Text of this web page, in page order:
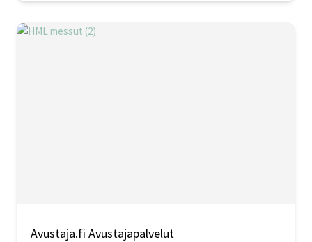
Avustaja.fi Avustajapalvelut